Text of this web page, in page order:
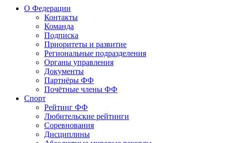
О Федерации
Контакты
Команда
Подписка
Приоритеты и развитие
Региональные подразделения
Органы управления
Документы
Партнёры ФФ
Почётные члены ФФ
Спорт
Рейтинг ФФ
Любительские рейтинги
Соревнования
Дисциплины